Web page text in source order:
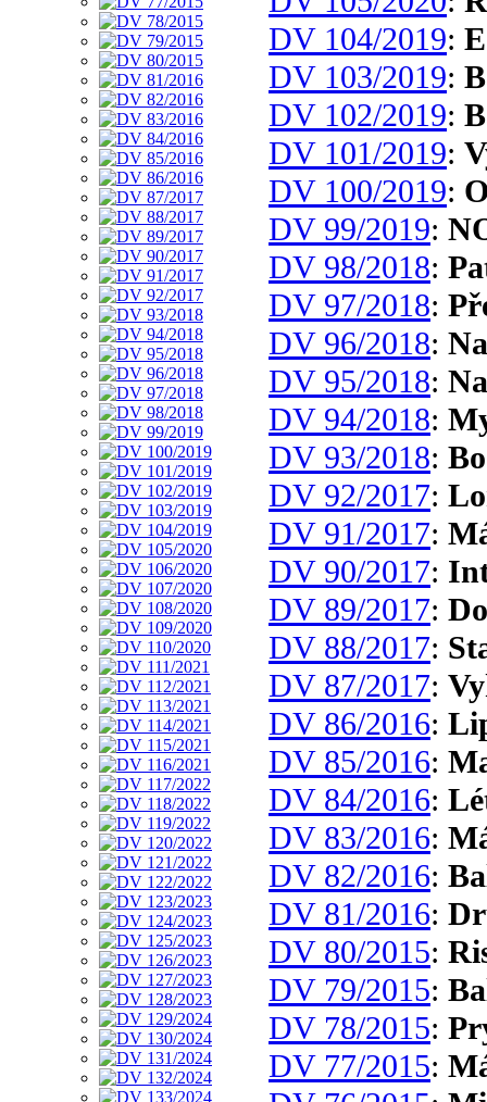
DV 104/2019:
DV 103/2019:
DV 102/2019:
DV 101/2019:
DV 100/2019:
DV 99/2019:
DV 98/2018:
DV 97/2018:
DV 96/2018:
DV 95/2018:
DV 94/2018:
DV 93/2018:
DV 92/2017:
DV 91/2017:
DV 90/2017:
DV 89/2017:
DV 88/2017:
DV 87/2017:
DV 86/2016:
DV 85/2016:
DV 84/2016:
DV 83/2016:
DV 82/2016:
DV 81/2016:
DV 80/2015:
DV 79/2015:
DV 78/2015:
DV 77/2015: